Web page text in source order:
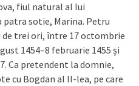
fiul natural al lui
patra sotie, Marina. Petru
trei ori, între 17 octombrie
1454–8 februarie 1455 și
Ca pretendent la domnie,
cu Bogdan al II-lea, pe care